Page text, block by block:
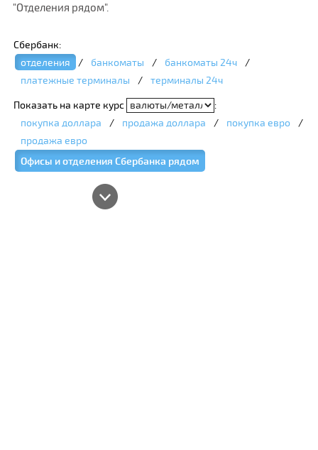
"Отделения рядом".
Сбербанк:
отделения
/ банкоматы / банкоматы 24ч
/
платежные терминалы
/ терминалы 24ч
Показать на карте курс
:
покупка доллара
/ продажа доллара / покупка евро
/
продажа евро
Офисы и отделения Сбербанка рядом